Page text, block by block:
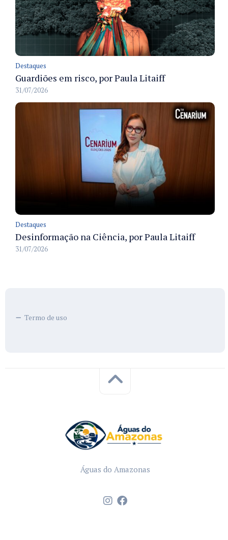
Destaques
Guardiões em risco, por Paula Litaiff
31/07/2026
Destaques
Desinformação na Ciência, por Paula Litaiff
31/07/2026
Termo de uso
Águas do Amazonas